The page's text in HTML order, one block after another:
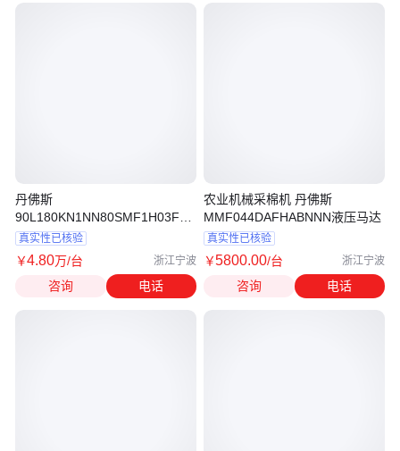
丹佛斯
90L180KN1NN80SMF1H03FAC353524
液压泵
真实性已核验
￥4.80万/台 浙江宁波
咨询 电话
农业机械采棉机 丹佛斯
MMF044DAFHABNNN液压马达
真实性已核验
￥5800.00/台 浙江宁波
咨询 电话